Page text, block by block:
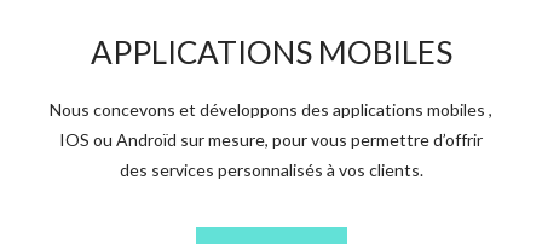
APPLICATIONS MOBILES
Nous concevons et développons des applications mobiles ,
IOS ou Androïd sur mesure, pour vous permettre d’offrir
des services personnalisés à vos clients.